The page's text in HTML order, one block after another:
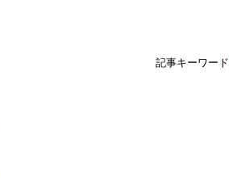
記事キーワード